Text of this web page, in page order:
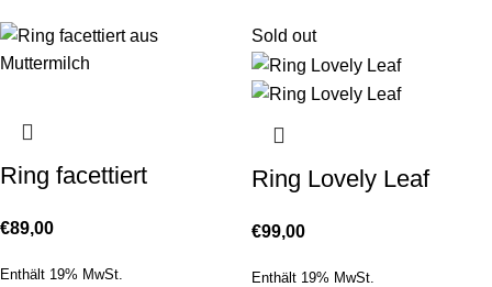
Ring facettiert
€89,00
Enthält 19% MwSt.
Sold out
Ring Lovely Leaf
€99,00
Enthält 19% MwSt.